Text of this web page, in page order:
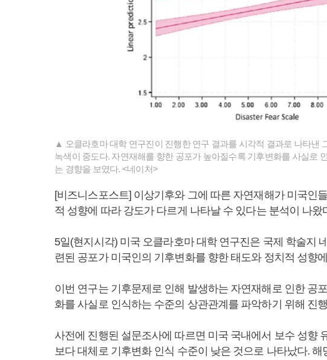
▲ 오클라호마 대학 연구진이 진행한 연구 결과를 시각적 결과로 나타낸
녹색이 중도다. 자연재해를 향한 공포가 높아질수록 기후변화를 사실로
는 경향을 보였다. <네이처>
[비즈니스포스트] 이상기후와 그에 따른 자연재해가 미국인
적 성향에 따라 강도가 다르게 나타날 수 있다는 분석이 나왔
5일(현지시각) 미국 오클라호마 대학 연구진은 국제 학술지
련된 공포가 미국인의 기후변화를 향한 태도와 정치적 성향
이번 연구는 기후문제로 인해 발생하는 자연재해로 인한 공
화를 사실로 인식하는 수준의 상관관계를 파악하기 위해 진
사전에 진행된 설문조사에 따르면 미국 국내에서 보수 성향
보다 대체로 기후변화 인식 수준이 낮은 것으로 나타났다.